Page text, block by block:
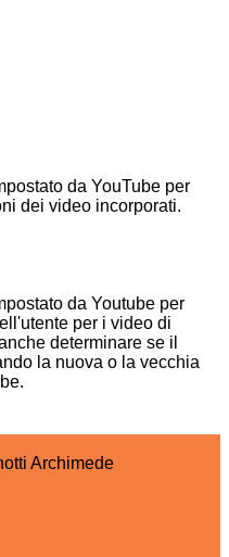
da YouTube per
dei video incorporati.
da Youtube per
per i video di
determinare se il
la nuova o la vecchia
Archimede